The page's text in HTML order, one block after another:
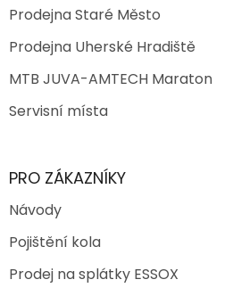
Prodejna Staré Město
Prodejna Uherské Hradiště
MTB JUVA-AMTECH Maraton
Servisní místa
PRO ZÁKAZNÍKY
Návody
Pojištění kola
Prodej na splátky ESSOX